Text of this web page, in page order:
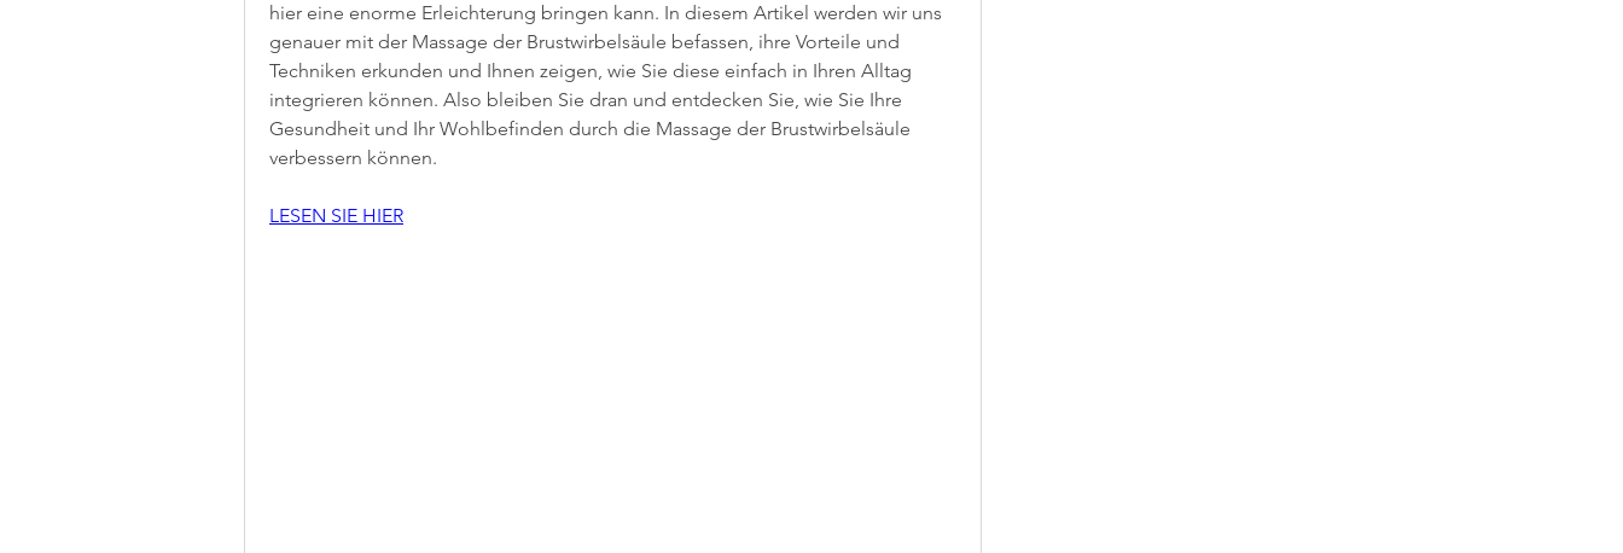
hier eine enorme Erleichterung bringen kann. In diesem Artikel werden wir uns
genauer mit der Massage der Brustwirbelsäule befassen, ihre Vorteile und
Techniken erkunden und Ihnen zeigen, wie Sie diese einfach in Ihren Alltag
integrieren können. Also bleiben Sie dran und entdecken Sie, wie Sie Ihre
Gesundheit und Ihr Wohlbefinden durch die Massage der Brustwirbelsäule
verbessern können.
LESEN SIE HIER